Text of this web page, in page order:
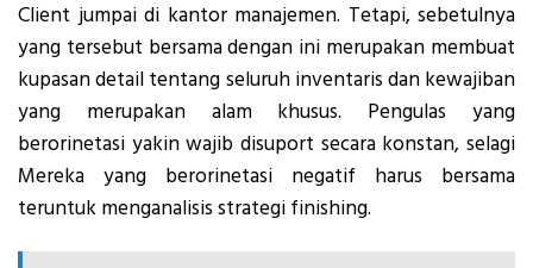
Client jumpai di kantor manajemen. Tetapi, sebetulnya
yang tersebut bersama dengan ini merupakan membuat
kupasan detail tentang seluruh inventaris dan kewajiban
yang merupakan alam khusus. Pengulas yang
berorinetasi yakin wajib disuport secara konstan, selagi
Mereka yang berorinetasi negatif harus bersama
teruntuk menganalisis strategi finishing.